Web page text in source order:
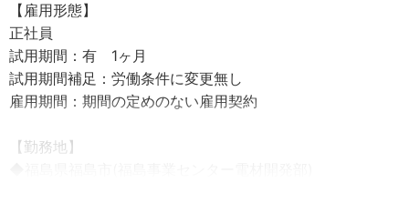
電子材料向けグラスファイバー製品(ガラスクロス)の商品開
発および国内外での技術マーケティング活動をお願いいた
します。
具体的には下記のような業務の中で、ご自身の経験やスキ
ルに合わせてご担当いただく内容を調整いたします。
①基板評価業務、具体的には顧客樹脂に近づけた樹脂設計
【雇用形態】
正社員
試用期間：有 1ヶ月
試用期間補足：労働条件に変更無し
雇用期間：期間の定めのない雇用契約
【勤務地】